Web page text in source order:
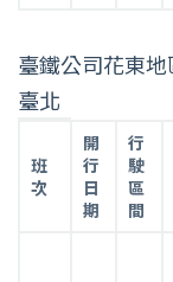
臺鐵公司花東
臺北
鐵
公
班
次
開
行
日
期
行
駛
區
間